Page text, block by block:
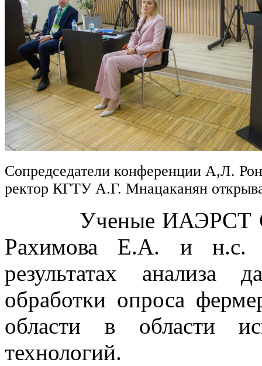
Сопредседатели конференции А,Л.
ректор КГТУ А.Г. Мнацаканян
Ученые ИАЭРСТ
Рахимова Е.А. и н.с.
результатах
обработки опроса
области в области
технологий.